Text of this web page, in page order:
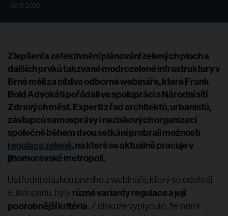
30. 11. 2020
Zlepšení a zefektivnění plánování zelených ploch a
dalších prvků takzvané modrozelené infrastruktury v
Brně měli za cíl dva odborné webináře, které Frank
Bold Advokáti pořádali ve spolupráci s Národní sítí
Zdravých měst. Experti z řad architektů, urbanistů,
zástupců samosprávy i neziskových organizací
společně během dvou setkání probrali možnosti
regulace zeleně, na které se aktuálně pracuje v
jihomoravské metropoli.
Ústřední otázkou prvního z webinářů, který se odehrál
5. listopadu, byly různé varianty regulace a její
podrobnější kritéria. Z diskuze vyplynulo, že velmi